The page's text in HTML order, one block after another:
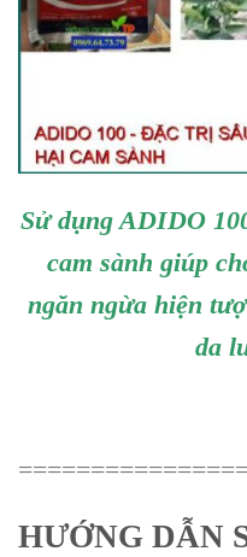
Sử dụng ADIDO
cam sành giúp
ngăn ngừa hiện
da
HƯỚNG DẪN